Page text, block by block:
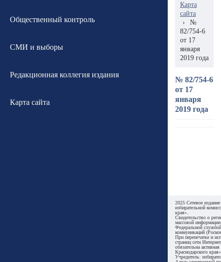
Общественный контроль
СМИ и выборы
Редакционная коллегия издания
Карта сайта
Карта
сайта
›
№
82/754-6
от 17
января
2019 года
№ 82/754-6
от 17
января
2019 года
2025 Сетевое
избирательной
края».
Свидетельство о
массовой
Федеральной
коммуникаций
При перепечатке и
страниц сети Интернет
обязательна
Краснодарского
Учредитель: